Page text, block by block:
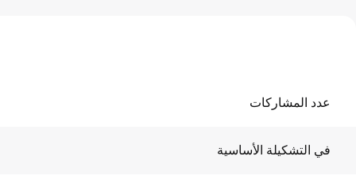
عدد المشاركات
في التشكيلة الأساسية